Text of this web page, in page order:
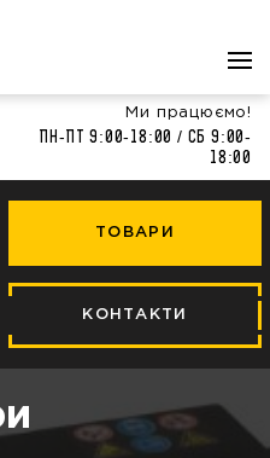
Ми працюємо!
Пн-Пт 9:00-18:00 / Сб 9:00-
18:00
ТОВАРИ
КОНТАКТИ